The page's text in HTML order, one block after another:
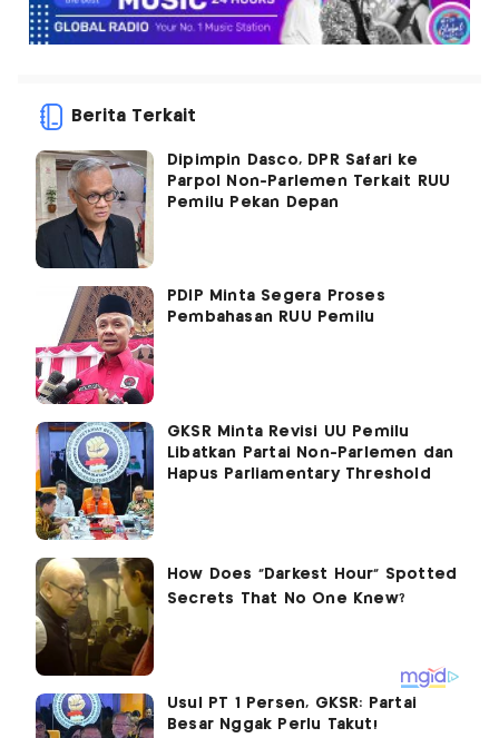
Berita Terkait
Dipimpin Dasco, DPR Safari ke
Parpol Non-Parlemen Terkait RUU
Pemilu Pekan Depan
PDIP Minta Segera Proses
Pembahasan RUU Pemilu
GKSR Minta Revisi UU Pemilu
Libatkan Partai Non-Parlemen dan
Hapus Parliamentary Threshold
Usul PT 1 Persen, GKSR: Partai
Besar Nggak Perlu Takut!